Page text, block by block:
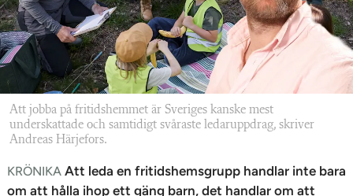
Att jobba på fritidshemmet är Sveriges kanske mest
underskattade och samtidigt svåraste ledaruppdrag, skriver
Andreas Härjefors.
KRÖNIKA Att leda en fritidshemsgrupp handlar inte bara
om att hålla ihop ett gäng barn, det handlar om att